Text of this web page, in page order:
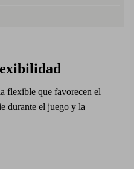
flexible que favorecen el
durante el juego y la